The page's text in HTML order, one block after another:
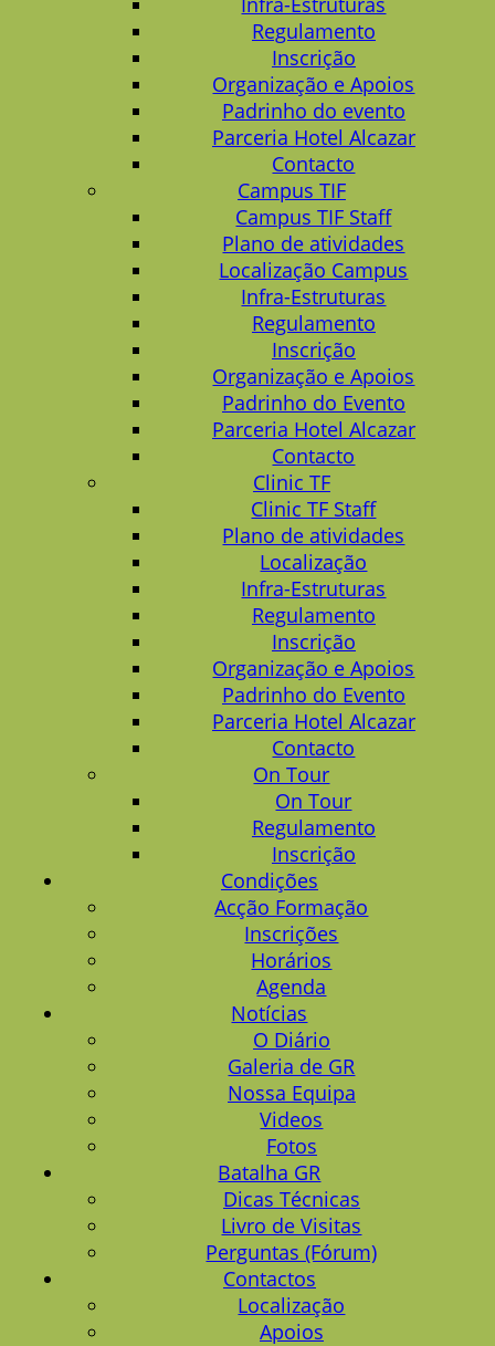
Regulamento
Inscrição
Organização e Apoios
Padrinho do evento
Parceria Hotel Alcazar
Contacto
Campus TIF
Campus TIF Staff
Plano de atividades
Localização Campus
Infra-Estruturas
Regulamento
Inscrição
Organização e Apoios
Padrinho do Evento
Parceria Hotel Alcazar
Contacto
Clinic TF
Clinic TF Staff
Plano de atividades
Localização
Infra-Estruturas
Regulamento
Inscrição
Organização e Apoios
Padrinho do Evento
Parceria Hotel Alcazar
Contacto
On Tour
On Tour
Regulamento
Inscrição
Condições
Acção Formação
Inscrições
Horários
Agenda
Notícias
O Diário
Galeria de GR
Nossa Equipa
Videos
Fotos
Batalha GR
Dicas Técnicas
Livro de Visitas
Perguntas (Fórum)
Contactos
Localização
Apoios